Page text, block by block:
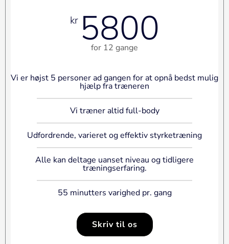
kr 5800
for 12 gange
Vi er højst 5 personer ad gangen for at opnå bedst mulig
hjælp fra træneren
Vi træner altid full-body
Udfordrende, varieret og effektiv styrketræning
Alle kan deltage uanset niveau og tidligere
træningserfaring.
55 minutters varighed pr. gang
Skriv til os